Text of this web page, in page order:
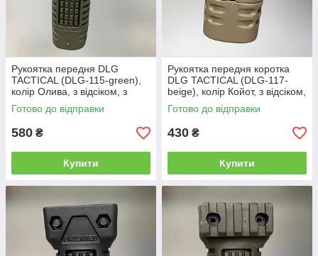
Рукоятка передня DLG
TACTICAL (DLG-115-green),
колір Олива, з відсіком, з
планкою Пікатінні, рукоятка
перенесення вогню
Готово до відправки
580 ₴
Купити
Рукоятка передня коротка
DLG TACTICAL (DLG-117-
beige), колір Койот, з відсіком,
з планкою Пікатінні
Готово до відправки
430 ₴
Купити